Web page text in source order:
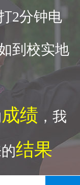
2分钟电
到校实地
成绩 ，我
结果